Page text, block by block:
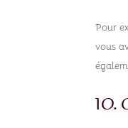
Pour
vous
10.